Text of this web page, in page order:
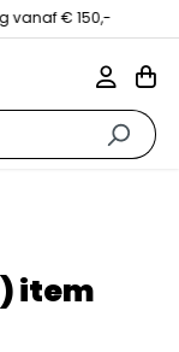
€ 150,-
item